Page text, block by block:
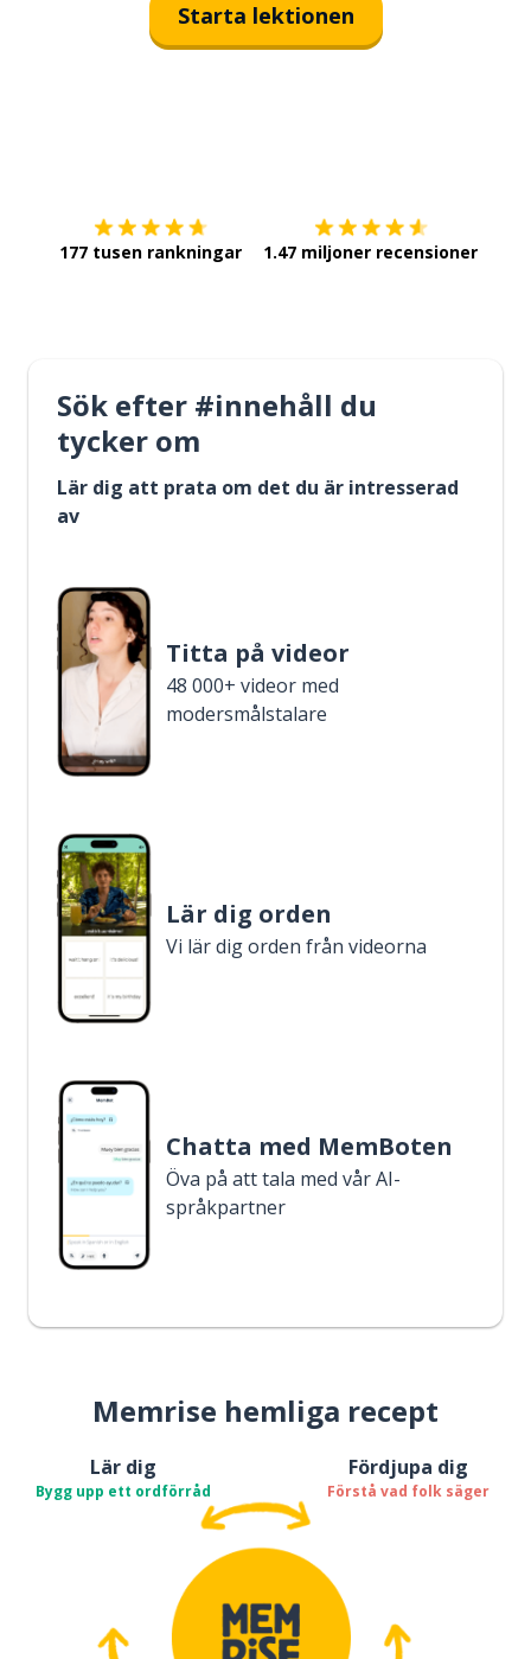
Starta lektionen
177 tusen rankningar 1.47 miljoner recensioner
Sök efter #innehåll du
tycker om
Lär dig att prata om det du är intresserad
av
Titta på videor
48 000+ videor med
modersmålstalare
Lär dig orden
Vi lär dig orden från videorna
Chatta med MemBoten
Öva på att tala med vår AI-
språkpartner
Memrise hemliga recept
Lär dig
Bygg upp ett ordförråd
Fördjupa dig
Förstå vad folk säger